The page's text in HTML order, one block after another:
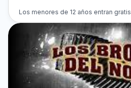
Los menores de 12 años entran gratis